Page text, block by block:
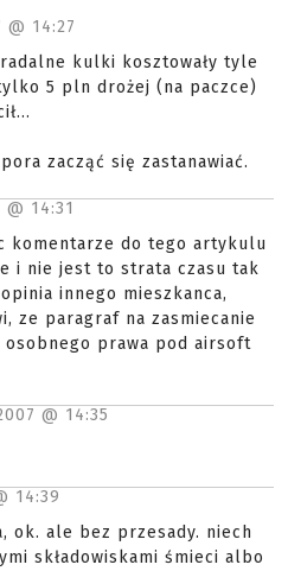
@ 14:27
kulki kosztowały tyle
5 pln drożej (na paczce)
zacząć się zastanawiać.
@ 14:31
komentarze do tego artykulu
i nie jest to strata czasu tak
innego mieszkanca,
ze paragraf na zasmiecanie
prawa pod airsoft
@ 14:35
14:39
ok. ale bez przesady. niech
składowiskami śmieci albo